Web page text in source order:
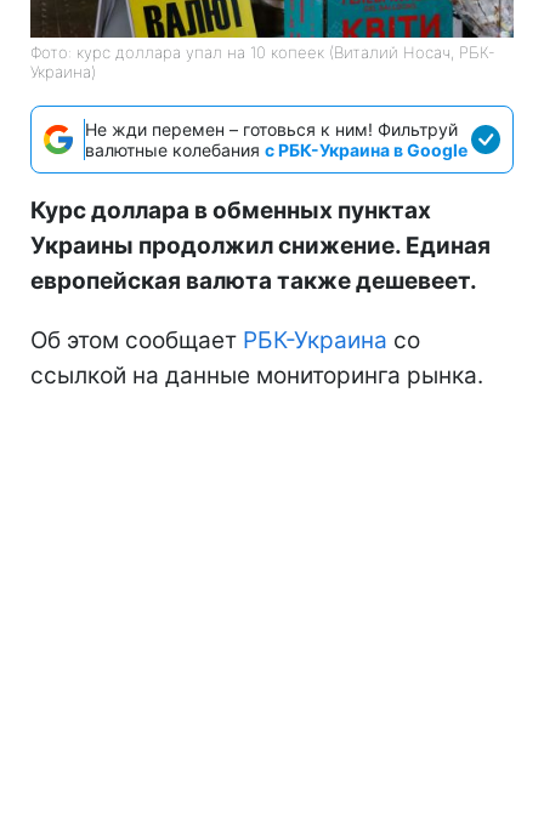
Фото: курс доллара упал на 10 копеек (Виталий Носач, РБК-
Украина)
Не жди перемен – готовься к ним! Фильтруй
валютные колебания с РБК-Украина в Google
Курс доллара в обменных пунктах
Украины продолжил снижение. Единая
европейская валюта также дешевеет.
Об этом сообщает РБК-Украина со
ссылкой на данные мониторинга рынка.